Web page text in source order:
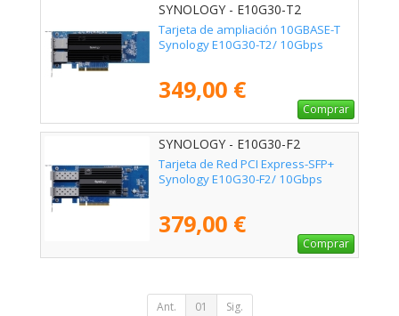
SYNOLOGY - E10G30-T2
Tarjeta de ampliación 10GBASE-T
Synology E10G30-T2/ 10Gbps
349,00 €
Comprar
SYNOLOGY - E10G30-F2
Tarjeta de Red PCI Express-SFP+
Synology E10G30-F2/ 10Gbps
379,00 €
Comprar
Ant. 01 Sig.